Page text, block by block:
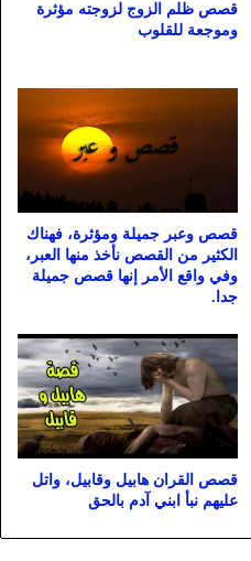
قصص ظلم الزوج لزوجته مؤثرة
وموجعة للقلوب
قصص وعبر جميلة ومؤثرة، فهناك
الكثير من القصص نأخذ منها العبر،
وفي واقع الأمر إنها قصص جميلة
جدا.
قصص القران هابيل وقابيل، واتل
عليهم نبأ ابني آدم بالحق